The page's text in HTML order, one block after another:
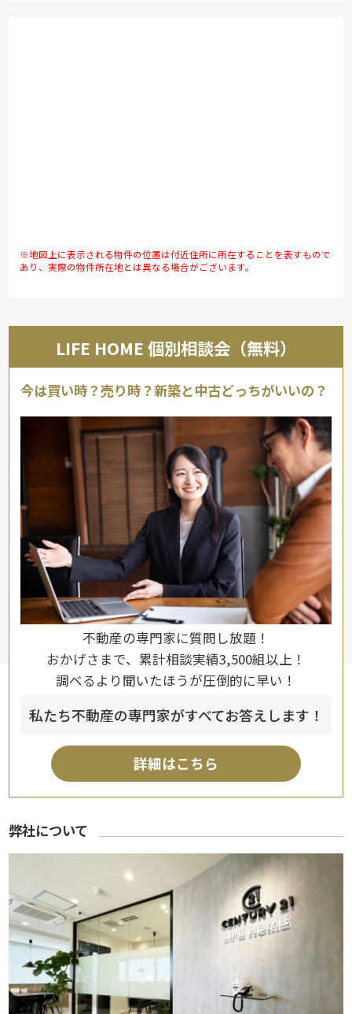
※地図上に表示される物件の位置は付近住所に所在することを表すもので
あり、実際の物件所在地とは異なる場合がございます。
LIFE HOME 個別相談会（無料）
今は買い時？売り時？新築と中古どっちがいいの？
不動産の専門家に質問し放題！
おかげさまで、累計相談実績3,500組以上！
調べるより聞いたほうが圧倒的に早い！
私たち不動産の専門家がすべてお答えします！
詳細はこちら
弊社について